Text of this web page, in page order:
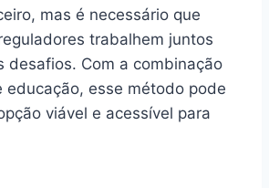
mas é necessário que
trabalhem juntos
desafios. Com a combinação
educação, esse método pode
viável e acessível para